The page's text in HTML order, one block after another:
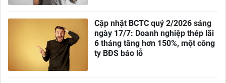
Cập nhật BCTC quý 2/2026 sáng
ngày 17/7: Doanh nghiệp thép lãi
6 tháng tăng hơn 150%, một công
ty BĐS báo lỗ